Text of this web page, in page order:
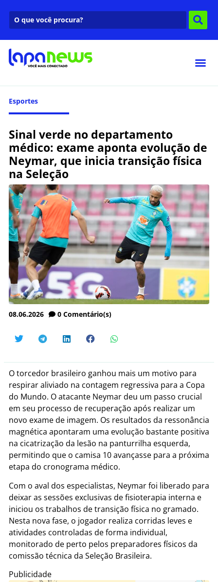
Esportes
Sinal verde no departamento
médico: exame aponta evolução de
Neymar, que inicia transição física
na Seleção
08.06.2026 0 Comentário(s)
O torcedor brasileiro ganhou mais um motivo para
respirar aliviado na contagem regressiva para a Copa
do Mundo. O atacante Neymar deu um passo crucial
em seu processo de recuperação após realizar um
novo exame de imagem. Os resultados da ressonância
magnética apontaram uma evolução bastante positiva
na cicatrização da lesão na panturrilha esquerda,
permitindo que o camisa 10 avançasse para a próxima
etapa do cronograma médico.
Com o aval dos especialistas, Neymar foi liberado para
deixar as sessões exclusivas de fisioterapia interna e
iniciou os trabalhos de transição física no gramado.
Nesta nova fase, o jogador realiza corridas leves e
atividades controladas de forma individual,
monitorado de perto pelos preparadores físicos da
comissão técnica da Seleção Brasileira.
Publicidade